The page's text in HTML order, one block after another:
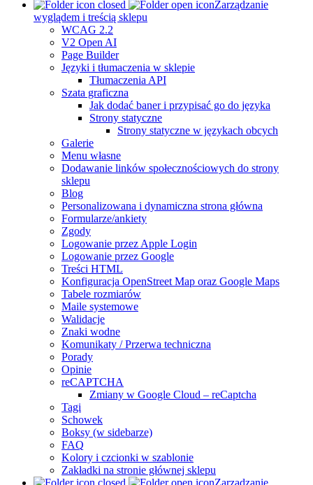
Zarządzanie
wyglądem i treścią sklepu
WCAG 2.2
V2 Open AI
Page Builder
Języki i tłumaczenia w sklepie
Tłumaczenia API
Szata graficzna
Jak dodać baner i przypisać go do języka
Strony statyczne
Strony statyczne w językach obcych
Galerie
Menu własne
Dodawanie linków społecznościowych do strony
sklepu
Blog
Personalizowana i dynamiczna strona główna
Formularze/ankiety
Zgody
Logowanie przez Apple Login
Logowanie przez Google
Treści HTML
Konfiguracja OpenStreet Map oraz Google Maps
Tabele rozmiarów
Maile systemowe
Walidacje
Znaki wodne
Komunikaty / Przerwa techniczna
Porady
Opinie
reCAPTCHA
Zmiany w Google Cloud – reCaptcha
Tagi
Schowek
Boksy (w sidebarze)
FAQ
Kolory i czcionki w szablonie
Zakładki na stronie głównej sklepu
Zarządzanie